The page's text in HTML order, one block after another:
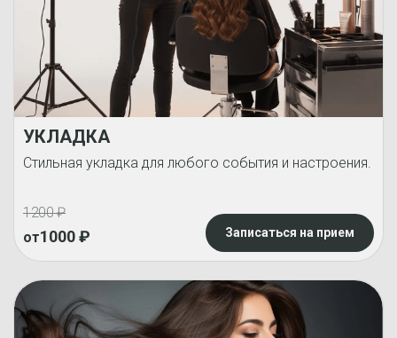
УКЛАДКА
Стильная укладка для любого события и настроения.
1200₽
от1000₽ Записаться на прием